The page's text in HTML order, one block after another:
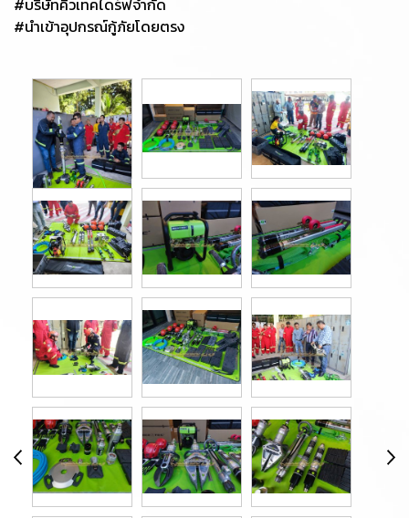
#บริษัทคิวเทคไดร์ฟจำกัด
#นำเข้าอุปกรณ์กู้ภัยโดยตรง